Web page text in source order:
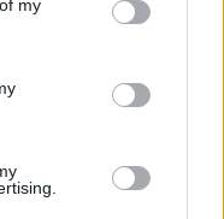
mylongue et heureuse